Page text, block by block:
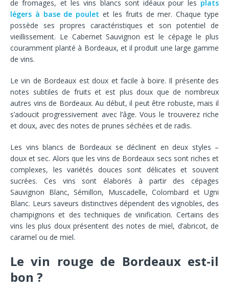
de fromages, et les vins blancs sont idéaux pour les plats
légers à base de poulet et les fruits de mer. Chaque type
possède ses propres caractéristiques et son potentiel de
vieillissement. Le Cabernet Sauvignon est le cépage le plus
couramment planté à Bordeaux, et il produit une large gamme
de vins.
Le vin de Bordeaux est doux et facile à boire. Il présente des
notes subtiles de fruits et est plus doux que de nombreux
autres vins de Bordeaux. Au début, il peut être robuste, mais il
s’adoucit progressivement avec l’âge. Vous le trouverez riche
et doux, avec des notes de prunes séchées et de radis.
Les vins blancs de Bordeaux se déclinent en deux styles –
doux et sec. Alors que les vins de Bordeaux secs sont riches et
complexes, les variétés douces sont délicates et souvent
sucrées. Ces vins sont élaborés à partir des cépages
Sauvignon Blanc, Sémillon, Muscadelle, Colombard et Ugni
Blanc. Leurs saveurs distinctives dépendent des vignobles, des
champignons et des techniques de vinification. Certains des
vins les plus doux présentent des notes de miel, d’abricot, de
caramel ou de miel.
Le vin rouge de Bordeaux est-il
bon ?